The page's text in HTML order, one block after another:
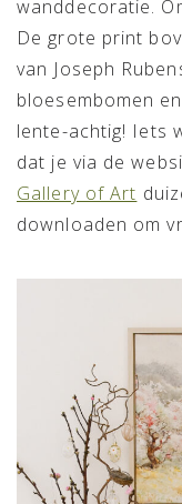
wanddecoratie.
De grote print
van Joseph
bloesembomen
lente-achtig! Iets
dat je via de
Gallery of Art
downloaden om